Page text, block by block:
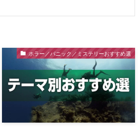
ホラー／パニック／ミステリーおすすめ選